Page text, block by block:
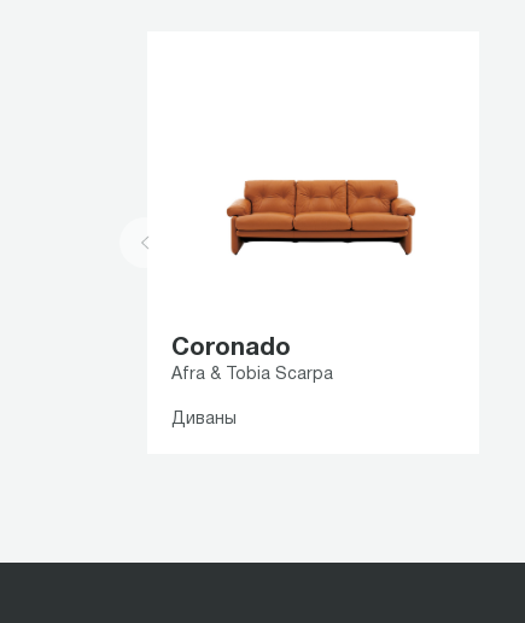
Coronado
Afra & Tobia Scarpa
Диваны